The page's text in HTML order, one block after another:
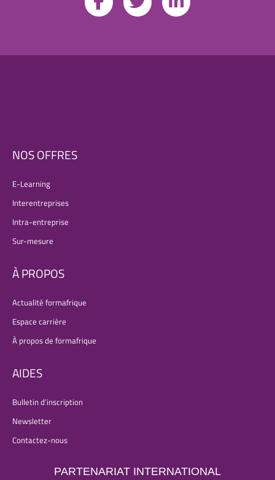
NOS OFFRES
E-Learning
Interentreprises
Intra-entreprise
Sur-mesure
À PROPOS
Actualité formafrique
Espace carrière
À propos de formafrique
AIDES
Bulletin d’inscription
Newsletter
Contactez-nous
PARTENARIAT INTERNATIONAL